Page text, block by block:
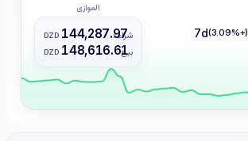
الموازي
شراء :
144,287.97
DZD
بيع :
148,616.61
DZD
(+3.09%)
7d